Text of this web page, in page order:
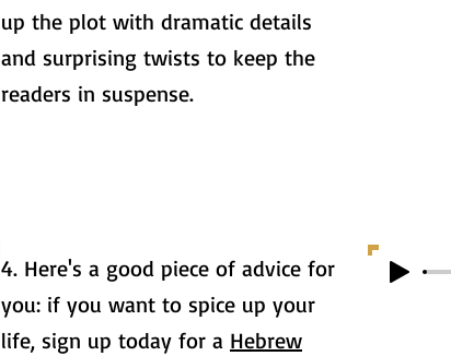
up the plot with dramatic details
and surprising twists to keep the
readers in suspense.
4. Here's a good piece of advice for
you: if you want to spice up your
life, sign up today for a Hebrew